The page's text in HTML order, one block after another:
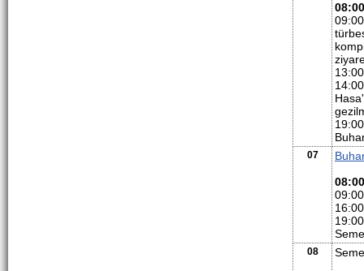
08:00
09:00
13:00
14:00
19:00
07
08:00
09:00
16:00
19:00
08